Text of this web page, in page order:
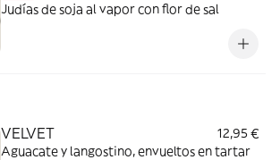
Judías de soja al vapor con flor de sal
VELVET
12,95 €
Aguacate y langostino, envueltos en tartar